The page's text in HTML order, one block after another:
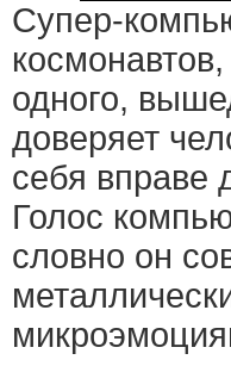
Супер-
одного,
доверяет
себя вправе
Голос
словно он